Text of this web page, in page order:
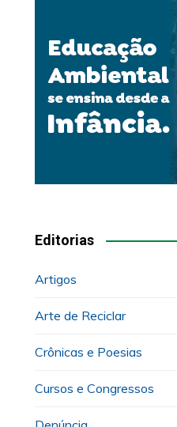
Editorias
Artigos
Arte de Reciclar
Crônicas e Poesias
Cursos e Congressos